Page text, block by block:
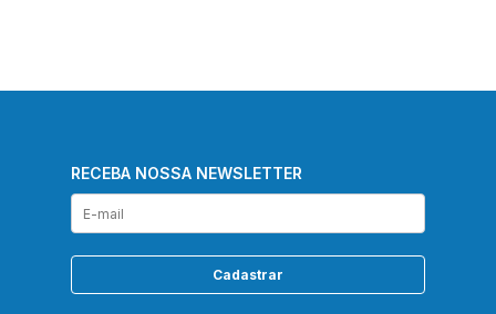
RECEBA NOSSA NEWSLETTER
Cadastrar